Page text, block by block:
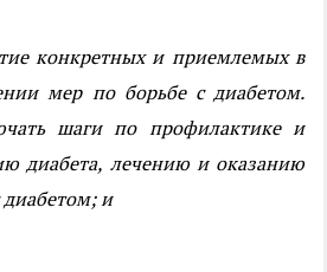
конкретных и приемлемых в
мер по борьбе с диабетом.
шаги по профилактике и
диабета, лечению и оказанию
и